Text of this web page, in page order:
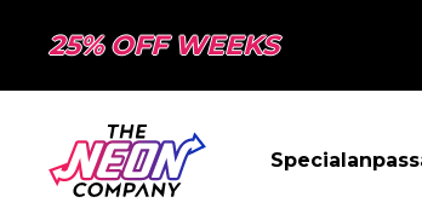
25% OFF WEEKS